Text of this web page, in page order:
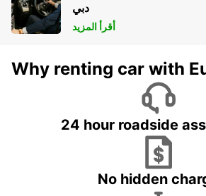
دبي
أقرأ المزيد
Why renting car with
24 hour roadside
No hidden